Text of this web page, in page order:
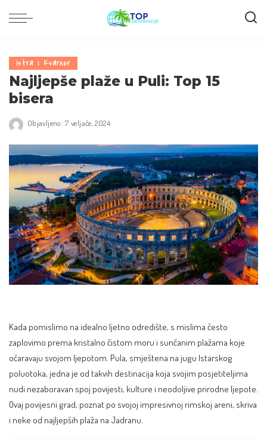
Istra i Kvarner
Najljepše plaže u Puli: Top 15
bisera
Objavljeno: 7 veljače, 2024
Kada pomislimo na idealno ljetno odredište, s mislima često
zaplovimo prema kristalno čistom moru i sunčanim plažama koje
očaravaju svojom ljepotom. Pula, smještena na jugu Istarskog
poluotoka, jedna je od takvih destinacija koja svojim posjetiteljima
nudi nezaboravan spoj povijesti, kulture i neodoljive prirodne ljepote.
Ovaj povijesni grad, poznat po svojoj impresivnoj rimskoj areni, skriva
i neke od najljepših plaža na Jadranu